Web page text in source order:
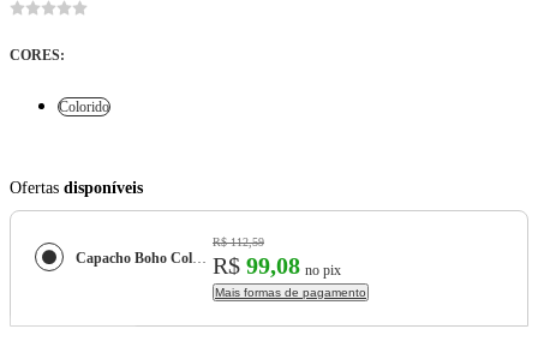
CORES:
Colorido
Ofertas disponíveis
Capacho Boho Colorido
R$ 112,59
R$ 99,08 no pix
Mais formas de pagamento